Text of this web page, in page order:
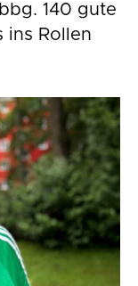
140 gute
ins Rollen